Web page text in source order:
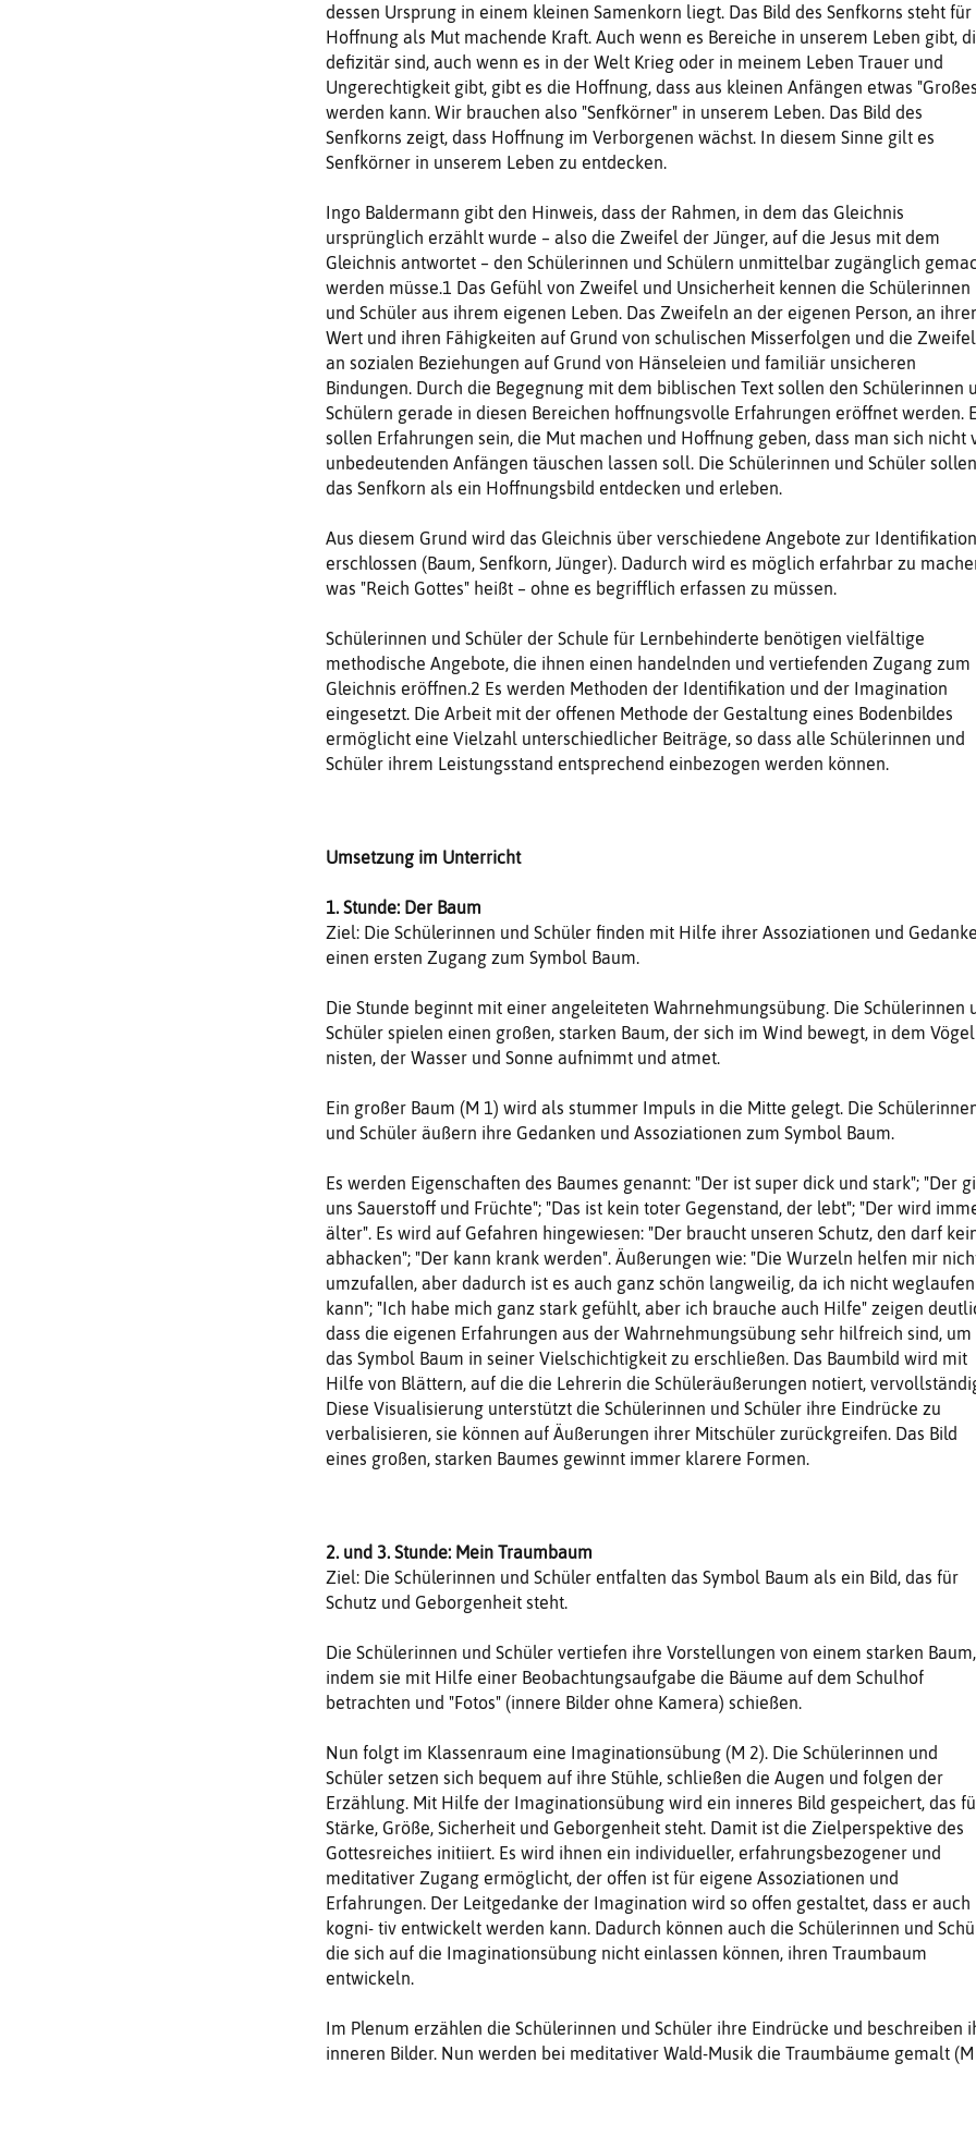
dessen Ursprung in einem kleinen Samenkorn liegt. Das Bild des Senfkorns steht für
Hoffnung als Mut machende Kraft. Auch wenn es Bereiche in unserem Leben gibt,
defizitär sind, auch wenn es in der Welt Krieg oder in meinem Leben Trauer und
Ungerechtigkeit gibt, gibt es die Hoffnung, dass aus kleinen Anfängen etwas
werden kann. Wir brauchen also "Senfkörner" in unserem Leben. Das Bild des
Senfkorns zeigt, dass Hoffnung im Verborgenen wächst. In diesem Sinne gilt es
Senfkörner in unserem Leben zu entdecken.
Ingo Baldermann gibt den Hinweis, dass der Rahmen, in dem das Gleichnis
ursprünglich erzählt wurde – also die Zweifel der Jünger, auf die Jesus mit dem
Gleichnis antwortet – den Schülerinnen und Schülern unmittelbar zugänglich
werden müsse.1 Das Gefühl von Zweifel und Unsicherheit kennen die Schülerinnen
und Schüler aus ihrem eigenen Leben. Das Zweifeln an der eigenen Person, an
Wert und ihren Fähigkeiten auf Grund von schulischen Misserfolgen und die Zweifel
an sozialen Beziehungen auf Grund von Hänseleien und familiär unsicheren
Bindungen. Durch die Begegnung mit dem biblischen Text sollen den Schülerinnen
Schülern gerade in diesen Bereichen hoffnungsvolle Erfahrungen eröffnet werden.
sollen Erfahrungen sein, die Mut machen und Hoffnung geben, dass man sich nicht
unbedeutenden Anfängen täuschen lassen soll. Die Schülerinnen und Schüler sollen
das Senfkorn als ein Hoffnungsbild entdecken und erleben.
Aus diesem Grund wird das Gleichnis über verschiedene Angebote zur Identifikation
erschlossen (Baum, Senfkorn, Jünger). Dadurch wird es möglich erfahrbar zu
was "Reich Gottes" heißt – ohne es begrifflich erfassen zu müssen.
Schülerinnen und Schüler der Schule für Lernbehinderte benötigen vielfältige
methodische Angebote, die ihnen einen handelnden und vertiefenden Zugang zum
Gleichnis eröffnen.2 Es werden Methoden der Identifikation und der Imagination
eingesetzt. Die Arbeit mit der offenen Methode der Gestaltung eines Bodenbildes
ermöglicht eine Vielzahl unterschiedlicher Beiträge, so dass alle Schülerinnen und
Schüler ihrem Leistungsstand entsprechend einbezogen werden können.
Umsetzung im Unterricht
1. Stunde: Der Baum
Ziel: Die Schülerinnen und Schüler finden mit Hilfe ihrer Assoziationen und
einen ersten Zugang zum Symbol Baum.
Die Stunde beginnt mit einer angeleiteten Wahrnehmungsübung. Die Schülerinnen
Schüler spielen einen großen, starken Baum, der sich im Wind bewegt, in dem Vögel
nisten, der Wasser und Sonne aufnimmt und atmet.
Ein großer Baum (M 1) wird als stummer Impuls in die Mitte gelegt. Die
und Schüler äußern ihre Gedanken und Assoziationen zum Symbol Baum.
Es werden Eigenschaften des Baumes genannt: "Der ist super dick und stark"; "Der
uns Sauerstoff und Früchte"; "Das ist kein toter Gegenstand, der lebt"; "Der wird
älter". Es wird auf Gefahren hingewiesen: "Der braucht unseren Schutz, den darf
abhacken"; "Der kann krank werden". Äußerungen wie: "Die Wurzeln helfen mir
umzufallen, aber dadurch ist es auch ganz schön langweilig, da ich nicht weglaufen
kann"; "Ich habe mich ganz stark gefühlt, aber ich brauche auch Hilfe" zeigen
dass die eigenen Erfahrungen aus der Wahrnehmungsübung sehr hilfreich sind, um
das Symbol Baum in seiner Vielschichtigkeit zu erschließen. Das Baumbild wird mit
Hilfe von Blättern, auf die die Lehrerin die Schüleräußerungen notiert,
Diese Visualisierung unterstützt die Schülerinnen und Schüler ihre Eindrücke zu
verbalisieren, sie können auf Äußerungen ihrer Mitschüler zurückgreifen. Das Bild
eines großen, starken Baumes gewinnt immer klarere Formen.
2. und 3. Stunde: Mein Traumbaum
Ziel: Die Schülerinnen und Schüler entfalten das Symbol Baum als ein Bild, das für
Schutz und Geborgenheit steht.
Die Schülerinnen und Schüler vertiefen ihre Vorstellungen von einem starken Baum,
indem sie mit Hilfe einer Beobachtungsaufgabe die Bäume auf dem Schulhof
betrachten und "Fotos" (innere Bilder ohne Kamera) schießen.
Nun folgt im Klassenraum eine Imaginationsübung (M 2). Die Schülerinnen und
Schüler setzen sich bequem auf ihre Stühle, schließen die Augen und folgen der
Erzählung. Mit Hilfe der Imaginationsübung wird ein inneres Bild gespeichert, das
Stärke, Größe, Sicherheit und Geborgenheit steht. Damit ist die Zielperspektive des
Gottesreiches initiiert. Es wird ihnen ein individueller, erfahrungsbezogener und
meditativer Zugang ermöglicht, der offen ist für eigene Assoziationen und
Erfahrungen. Der Leitgedanke der Imagination wird so offen gestaltet, dass er auch
kogni- tiv entwickelt werden kann. Dadurch können auch die Schülerinnen und
die sich auf die Imaginationsübung nicht einlassen können, ihren Traumbaum
entwickeln.
Im Plenum erzählen die Schülerinnen und Schüler ihre Eindrücke und beschreiben
inneren Bilder. Nun werden bei meditativer Wald-Musik die Traumbäume gemalt (M